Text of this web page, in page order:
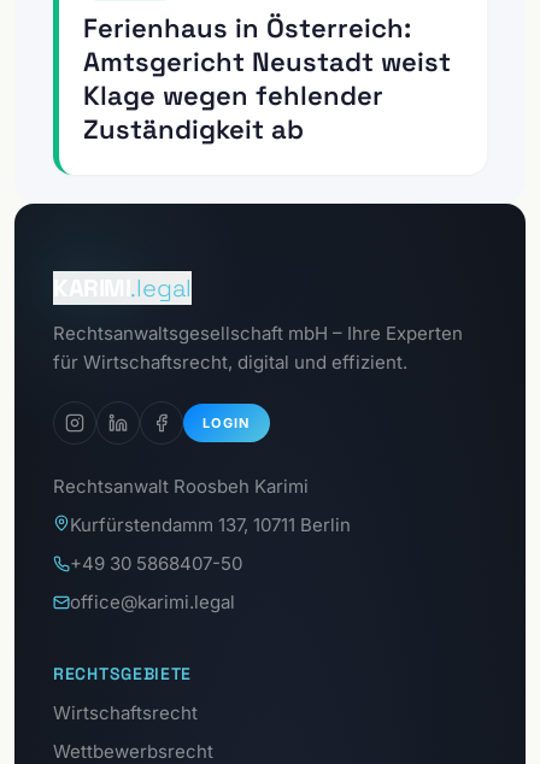
Ferienhaus in Österreich:
Amtsgericht Neustadt weist
Klage wegen fehlender
Zuständigkeit ab
.legal
Rechtsanwaltsgesellschaft mbH – Ihre Experten
für Wirtschaftsrecht, digital und effizient.
LOGIN
Zum
Datenschutzportal
Rechtsanwalt Roosbeh Karimi
Kurfürstendamm 137, 10711 Berlin
+49 30 5868407-50
office@karimi.legal
RECHTSGEBIETE
Wirtschaftsrecht
Wettbewerbsrecht